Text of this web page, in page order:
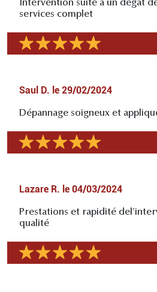
Intervention suite à un dégât
services complet
Saul D. le 29/02/2024
Dépannage soigneux et
Lazare R. le 04/03/2024
Prestations et rapidité
qualité